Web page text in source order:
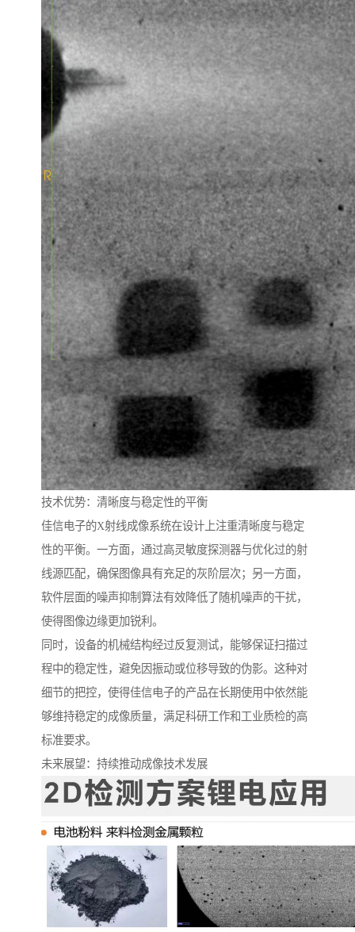
技术优势：清晰度与稳定性的平衡
佳信电子的X射线成像系统在设计上注重清晰度与稳定
性的平衡。一方面，通过高灵敏度探测器与优化过的射
线源匹配，确保图像具有充足的灰阶层次；另一方面，
软件层面的噪声抑制算法有效降低了随机噪声的干扰，
使得图像边缘更加锐利。
同时，设备的机械结构经过反复测试，能够保证扫描过
程中的稳定性，避免因振动或位移导致的伪影。这种对
细节的把控，使得佳信电子的产品在长期使用中依然能
够维持稳定的成像质量，满足科研工作和工业质检的高
标准要求。
未来展望：持续推动成像技术发展